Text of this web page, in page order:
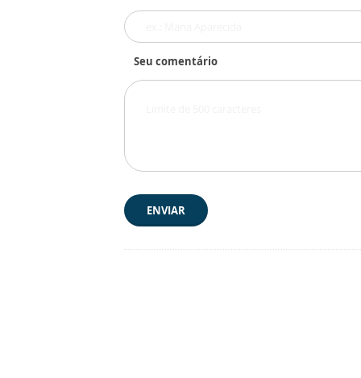
Seu comentário
ENVIAR